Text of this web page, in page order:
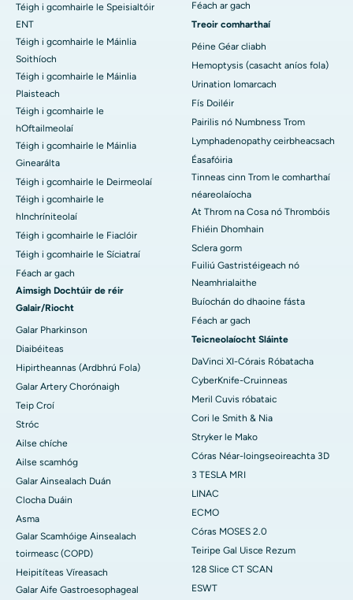
Téigh i gcomhairle le Speisialtóir
ENT
Téigh i gcomhairle le Máinlia
Soithíoch
Téigh i gcomhairle le Máinlia
Plaisteach
Téigh i gcomhairle le
hOftailmeolaí
Téigh i gcomhairle le Máinlia
Ginearálta
Téigh i gcomhairle le Deirmeolaí
Téigh i gcomhairle le
hInchríniteolaí
Téigh i gcomhairle le Fiaclóir
Téigh i gcomhairle le Síciatraí
Féach ar gach
Aimsigh Dochtúir de réir
Galair/Riocht
Galar Pharkinson
Diaibéiteas
Hipirtheannas (Ardbhrú Fola)
Galar Artery Chorónaigh
Teip Croí
Stróc
Ailse chíche
Ailse scamhóg
Galar Ainsealach Duán
Clocha Duáin
Asma
Galar Scamhóige Ainsealach
toirmeasc (COPD)
Heipitíteas Víreasach
Galar Aife Gastroesophageal
Féach ar gach
Treoir comharthaí
Péine Géar cliabh
Hemoptysis (casacht aníos fola)
Urination Iomarcach
Fís Doiléir
Pairilis nó Numbness Trom
Lymphadenopathy ceirbheacsach
Éasafóiria
Tinneas cinn Trom le comharthaí
néareolaíocha
At Throm na Cosa nó Thrombóis
Fhiéin Dhomhain
Sclera gorm
Fuiliú Gastristéigeach nó
Neamhrialaithe
Buíochán do dhaoine fásta
Féach ar gach
Teicneolaíocht Sláinte
DaVinci XI-Córais Róbatacha
CyberKnife-Cruinneas
Meril Cuvis róbataic
Cori le Smith & Nia
Stryker le Mako
Córas Néar-loingseoireachta 3D
3 TESLA MRI
LINAC
ECMO
Córas MOSES 2.0
Teiripe Gal Uisce Rezum
128 Slice CT SCAN
ESWT